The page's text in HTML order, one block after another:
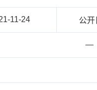
11-24 公开
—